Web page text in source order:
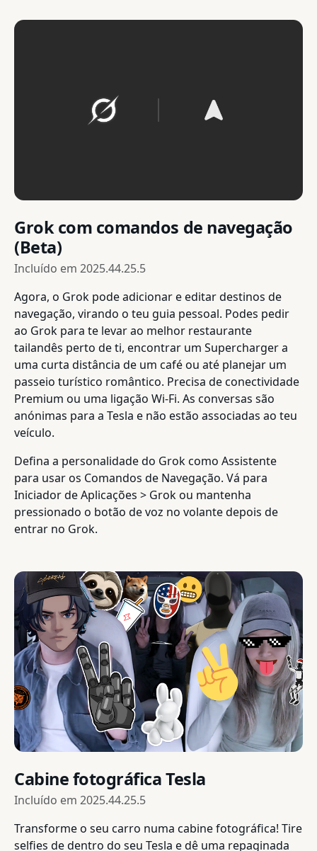
Grok com comandos de navegação
(Beta)
Incluído em 2025.44.25.5
Agora, o Grok pode adicionar e editar destinos de
navegação, virando o teu guia pessoal. Podes pedir
ao Grok para te levar ao melhor restaurante
tailandês perto de ti, encontrar um Supercharger a
uma curta distância de um café ou até planejar um
passeio turístico romântico. Precisa de conectividade
Premium ou uma ligação Wi-Fi. As conversas são
anónimas para a Tesla e não estão associadas ao teu
veículo.
Defina a personalidade do Grok como Assistente
para usar os Comandos de Navegação. Vá para
Iniciador de Aplicações > Grok ou mantenha
pressionado o botão de voz no volante depois de
entrar no Grok.
Cabine fotográfica Tesla
Incluído em 2025.44.25.5
Transforme o seu carro numa cabine fotográfica! Tire
selfies de dentro do seu Tesla e dê uma repaginada